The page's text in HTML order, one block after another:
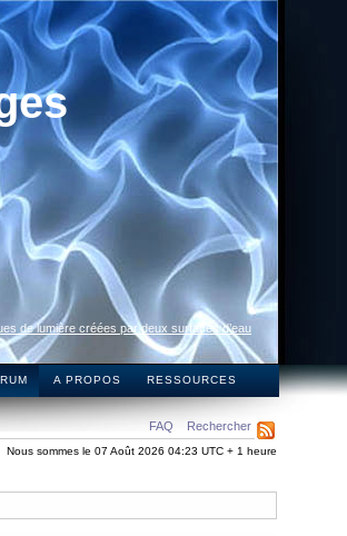
de lumière créées par deux surfaces d’eau
A PROPOS RESSOURCES
FAQ Rechercher
Nous sommes le 07 Août 2026 04:23 UTC + 1 heure